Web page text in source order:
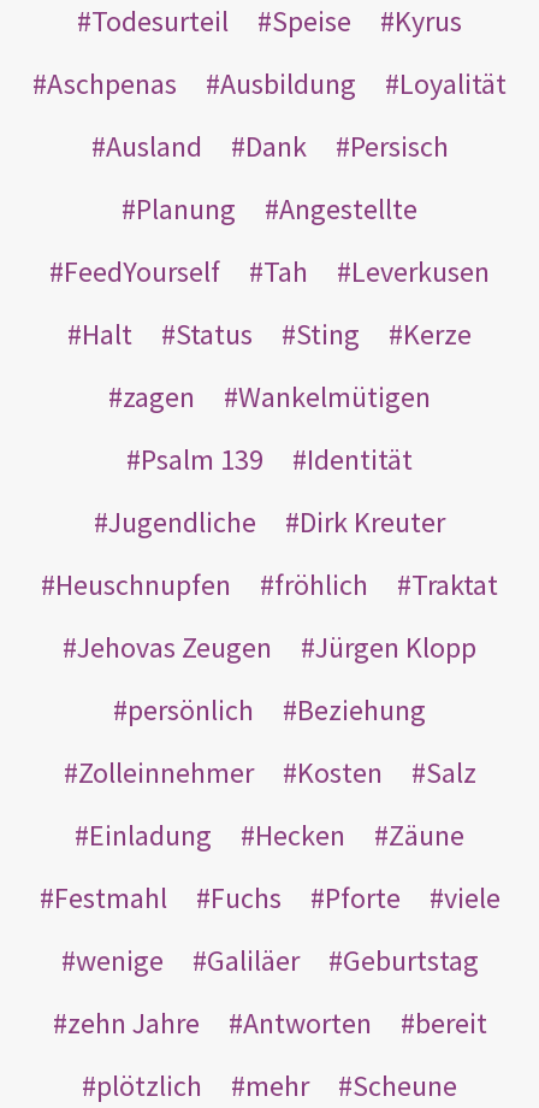
Todesurteil
Speise
Kyrus
Aschpenas
Ausbildung
Loyalität
Ausland
Dank
Persisch
Planung
Angestellte
FeedYourself
Tah
Leverkusen
Halt
Status Sting
Kerze
zagen
Wankelmütigen
Psalm 139
Identität
Jugendliche
Dirk Kreuter
Heuschnupfen
fröhlich
Traktat
Jehovas Zeugen
Jürgen Klopp
persönlich
Beziehung
Zolleinnehmer
Kosten
Salz
Einladung
Hecken
Zäune
Festmahl
Fuchs Pforte
viele
wenige
Galiläer
Geburtstag
zehn Jahre
Antworten
bereit
plötzlich
mehr Scheune